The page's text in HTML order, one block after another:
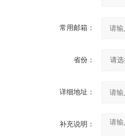
常用邮箱：
省份：
详细地址：
补充说明：